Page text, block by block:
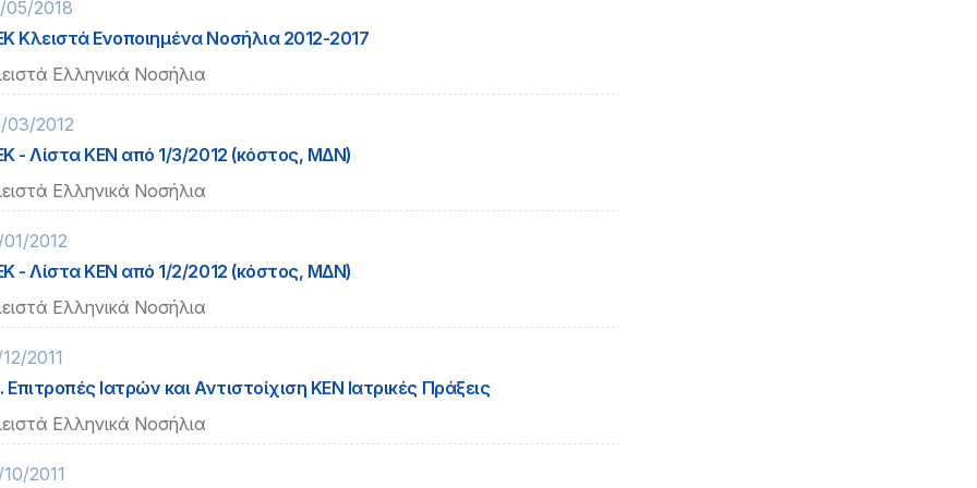
05/2018
Κλειστά Ενοποιημένα Νοσήλια 2012-2017
Ελληνικά Νοσήλια
03/2012
- Λίστα ΚΕΝ από 1/3/2012 (κόστος, ΜΔΝ)
Ελληνικά Νοσήλια
2012
- Λίστα ΚΕΝ από 1/2/2012 (κόστος, ΜΔΝ)
Ελληνικά Νοσήλια
2011
Επιτροπές Ιατρών και Αντιστοίχιση ΚΕΝ Ιατρικές Πράξεις
Ελληνικά Νοσήλια
2011